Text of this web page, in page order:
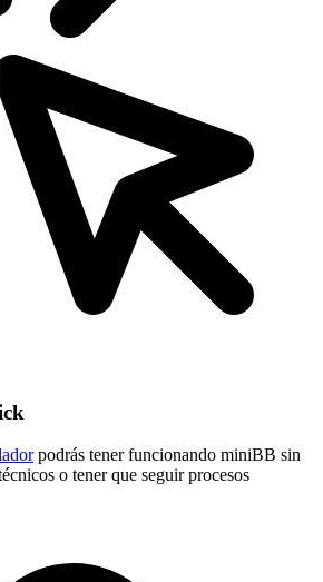
podrás tener funcionando miniBB sin
o tener que seguir procesos